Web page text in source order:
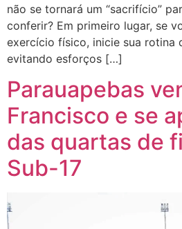
não se tornará um “sacrifício”
conferir? Em primeiro lugar, se
exercício físico, inicie sua rotina
evitando esforços […]
Parauapebas
Francisco e se
das quartas de
Sub-17